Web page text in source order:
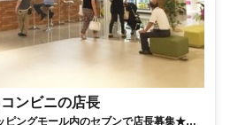
ンビニの店長
ピングモール内のセブンで店長募集★コ